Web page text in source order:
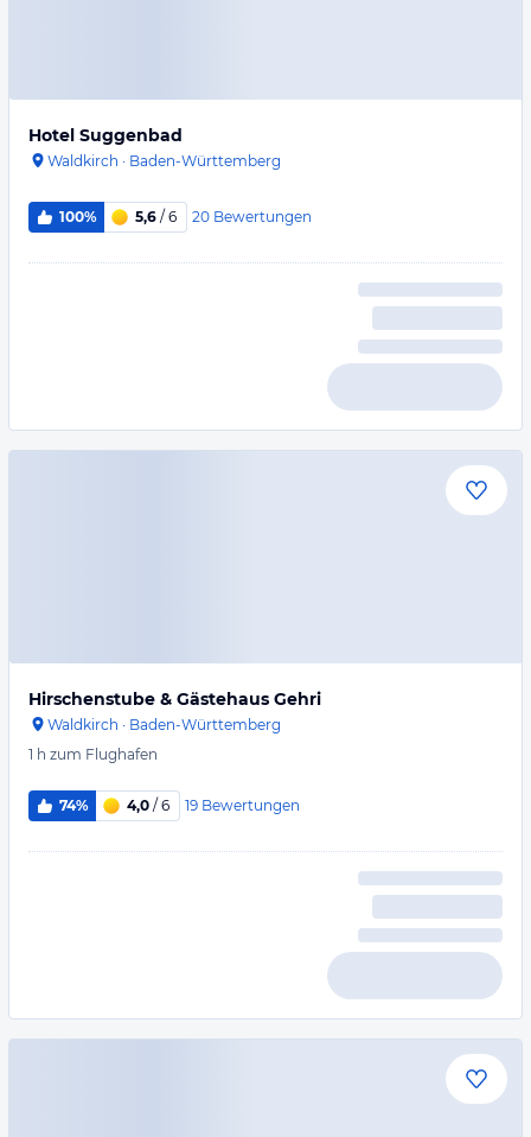
Hotel Suggenbad
Waldkirch · Baden-Württemberg
100% 5,6 / 6 20 Bewertungen
Hirschenstube & Gästehaus Gehri
Waldkirch · Baden-Württemberg
1 h zum Flughafen
74% 4,0 / 6 19 Bewertungen